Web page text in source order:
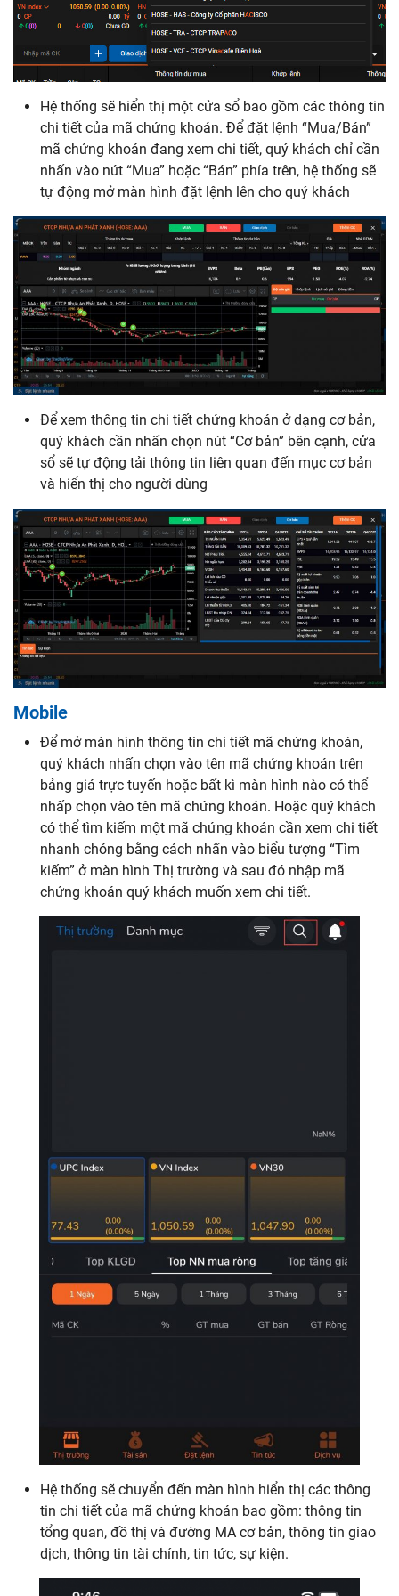
Lệnh thỏa thuận
Hướng dẫn đặt lệnh bằng Chứng thư số
Thiết bị kết nối tài khoản
Tài khoản trải nghiệm
Hướng dẫn mở tài khoản eKYC qua APP
Cài đặt tiểu khoản mặc định
Đổi mật khẩu
Hệ thống sẽ hiển thị một cửa sổ bao gồm các thông tin
chi tiết của mã chứng khoán. Để đặt lệnh “Mua/Bán”
mã chứng khoán đang xem chi tiết, quý khách chỉ cần
nhấn vào nút “Mua” hoặc “Bán” phía trên, hệ thống sẽ
tự động mở màn hình đặt lệnh lên cho quý khách
Để xem thông tin chi tiết chứng khoán ở dạng cơ bản,
quý khách cần nhấn chọn nút “Cơ bản” bên cạnh, cửa
sổ sẽ tự động tải thông tin liên quan đến mục cơ bản
và hiển thị cho người dùng
Mobile
Để mở màn hình thông tin chi tiết mã chứng khoán,
quý khách nhấn chọn vào tên mã chứng khoán trên
bảng giá trực tuyến hoặc bất kì màn hình nào có thể
nhấp chọn vào tên mã chứng khoán. Hoặc quý khách
có thể tìm kiếm một mã chứng khoán cần xem chi tiết
nhanh chóng bằng cách nhấn vào biểu tượng “Tìm
kiếm” ở màn hình Thị trường và sau đó nhập mã
chứng khoán quý khách muốn xem chi tiết.
Hệ thống sẽ chuyển đến màn hình hiển thị các thông
tin chi tiết của mã chứng khoán bao gồm: thông tin
tổng quan, đồ thị và đường MA cơ bản, thông tin giao
dịch, thông tin tài chính, tin tức, sự kiện.